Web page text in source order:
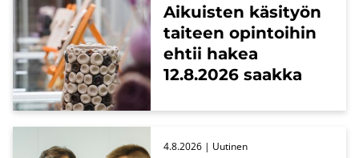
Ai­kuis­ten kä­si­työn
tai­teen opin­toi­hin
ehtii hakea
12.8.2026 saak­ka
4.8.2026 | Uu­ti­nen